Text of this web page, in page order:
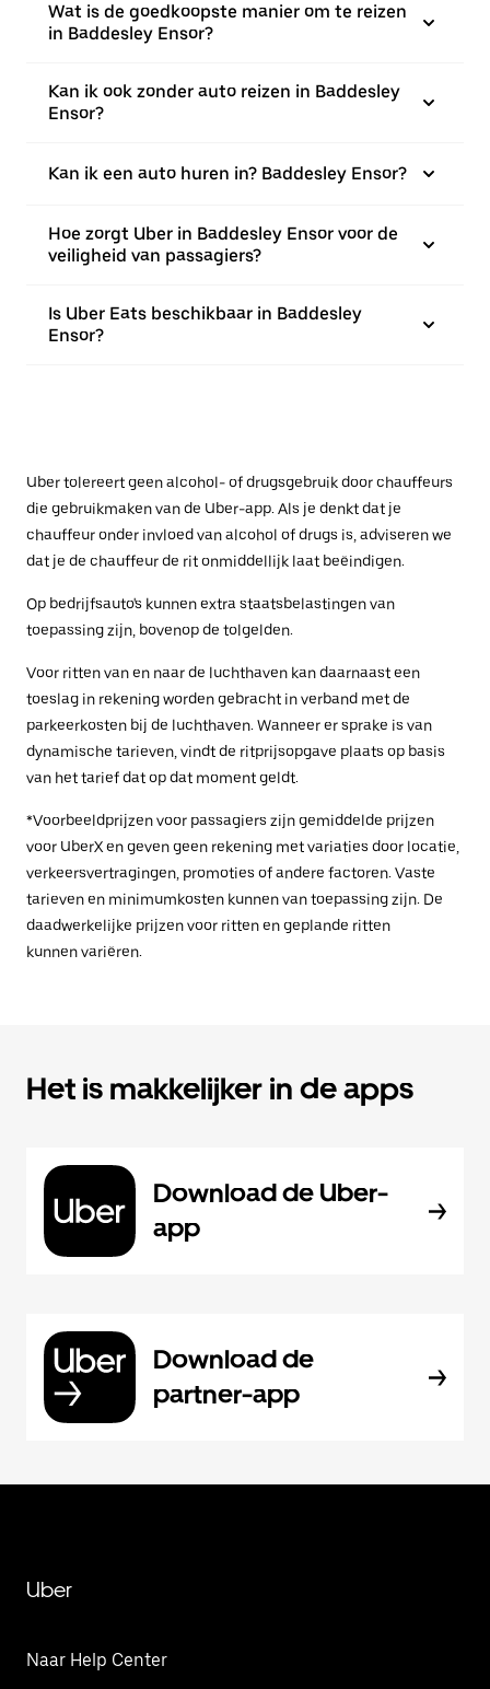
Wat is de goedkoopste manier om te reizen
in Baddesley Ensor?
Kan ik ook zonder auto reizen in Baddesley
Ensor?
Kan ik een auto huren in? Baddesley Ensor?
Hoe zorgt Uber in Baddesley Ensor voor de
veiligheid van passagiers?
Is Uber Eats beschikbaar in Baddesley
Ensor?
Uber tolereert geen alcohol- of drugsgebruik door chauffeurs
die gebruikmaken van de Uber-app. Als je denkt dat je
chauffeur onder invloed van alcohol of drugs is, adviseren we
dat je de chauffeur de rit onmiddellijk laat beëindigen.
Op bedrijfsauto's kunnen extra staatsbelastingen van
toepassing zijn, bovenop de tolgelden.
Voor ritten van en naar de luchthaven kan daarnaast een
toeslag in rekening worden gebracht in verband met de
parkeerkosten bij de luchthaven. Wanneer er sprake is van
dynamische tarieven, vindt de ritprijsopgave plaats op basis
van het tarief dat op dat moment geldt.
*Voorbeeldprijzen voor passagiers zijn gemiddelde prijzen
voor UberX en geven geen rekening met variaties door locatie,
verkeersvertragingen, promoties of andere factoren. Vaste
tarieven en minimumkosten kunnen van toepassing zijn. De
daadwerkelijke prijzen voor ritten en geplande ritten
kunnen variëren.
Het is makkelijker in de apps
Download de Uber-
app
Download de
partner-app
Uber
Naar Help Center